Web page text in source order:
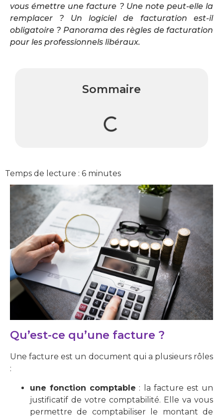
vous émettre une facture ? Une note peut-elle la
remplacer ? Un logiciel de facturation est-il
obligatoire ? Panorama des règles de facturation
pour les professionnels libéraux.
Sommaire
Temps de lecture : 6 minutes
Qu’est-ce qu’une facture ?
Une facture est un document qui a plusieurs rôles
:
une fonction comptable : la facture est un
justificatif de votre comptabilité. Elle va vous
permettre de comptabiliser le montant de